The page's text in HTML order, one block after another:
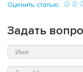
Оценить статью:
Задать